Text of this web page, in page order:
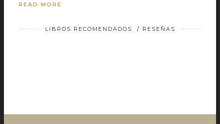
READ MORE
LIBROS RECOMENDADOS / RESEÑAS